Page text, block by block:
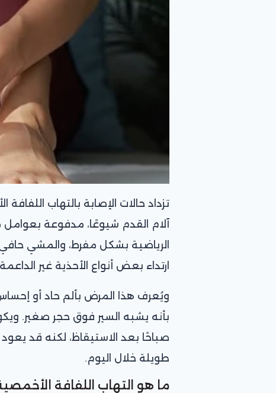
آلام القدم شيوعًا، مدفوعة
الرياضية بشكل مفرط، والمشي
ارتداء بعض أنواع الأحذية غير
ويُعرف هذا المرض بألم حاد أو
بأنه يشبه السير فوق حجر صغير.
صباحًا بعد الاستيقاظ، لكنه قد
طويلة خلال اليوم.
ما هو التهاب اللفافة